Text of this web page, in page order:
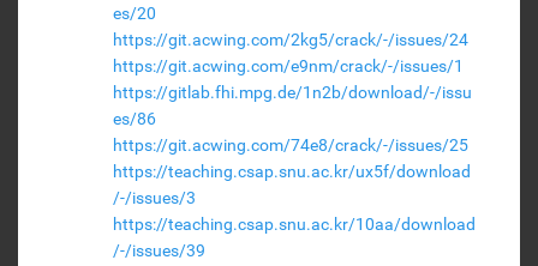
es/20
https://git.acwing.com/2kg5/crack/-/issues/24
https://git.acwing.com/e9nm/crack/-/issues/1
https://gitlab.fhi.mpg.de/1n2b/download/-/issu
es/86
https://git.acwing.com/74e8/crack/-/issues/25
https://teaching.csap.snu.ac.kr/ux5f/download
/-/issues/3
https://teaching.csap.snu.ac.kr/10aa/download
/-/issues/39